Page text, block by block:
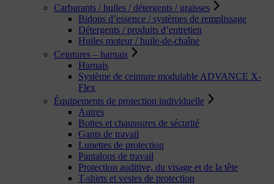
Carburants / huiles / détergents / graisses
Bidons d’essence / systèmes de remplissage
Détergents / produits d’entretien
Huiles moteur / huile-de-chaîne
Ceintures – harnais
Harnais
Système de ceinture modulable ADVANCE X-
Flex
Équipements de protection individuelle
Autres
Bottes et chaussures de sécurité
Gants de travail
Lunettes de protection
Pantalons de travail
Protection auditive, du visage et de la tête
T-shirts et vestes de protection